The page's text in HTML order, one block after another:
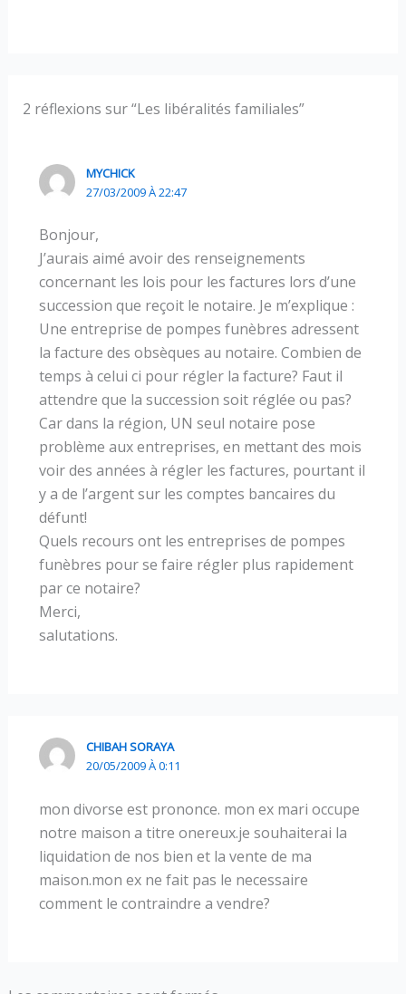
2 réflexions sur “Les libéralités familiales”
MYCHICK
27/03/2009 À 22:47
Bonjour,
J’aurais aimé avoir des renseignements
concernant les lois pour les factures lors d’une
succession que reçoit le notaire. Je m’explique :
Une entreprise de pompes funèbres adressent
la facture des obsèques au notaire. Combien de
temps à celui ci pour régler la facture? Faut il
attendre que la succession soit réglée ou pas?
Car dans la région, UN seul notaire pose
problème aux entreprises, en mettant des mois
voir des années à régler les factures, pourtant il
y a de l’argent sur les comptes bancaires du
défunt!
Quels recours ont les entreprises de pompes
funèbres pour se faire régler plus rapidement
par ce notaire?
Merci,
salutations.
CHIBAH SORAYA
20/05/2009 À 0:11
mon divorse est prononce. mon ex mari occupe
notre maison a titre onereux.je souhaiterai la
liquidation de nos bien et la vente de ma
maison.mon ex ne fait pas le necessaire
comment le contraindre a vendre?